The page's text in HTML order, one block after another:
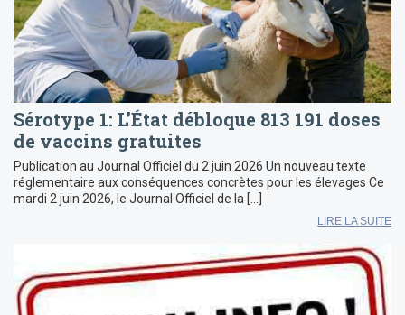
Sérotype 1: L’État débloque 813 191 doses
de vaccins gratuites
Publication au Journal Officiel du 2 juin 2026 Un nouveau texte
réglementaire aux conséquences concrètes pour les élevages Ce
mardi 2 juin 2026, le Journal Officiel de la […]
LIRE LA SUITE